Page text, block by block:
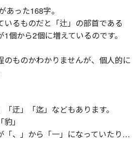
あった168字。
いるものだと「辻」の部首である
1個から2個に増えているのです。
のものかわかりませんが、個人的に
迂」「迄」などもあります。
」
「、」から「一」になっていたり…